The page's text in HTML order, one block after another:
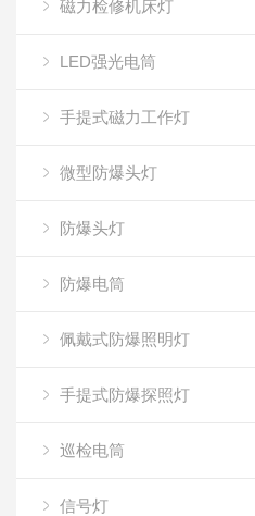
磁力检修机床灯
LED强光电筒
手提式磁力工作灯
微型防爆头灯
防爆头灯
防爆电筒
佩戴式防爆照明灯
手提式防爆探照灯
巡检电筒
信号灯